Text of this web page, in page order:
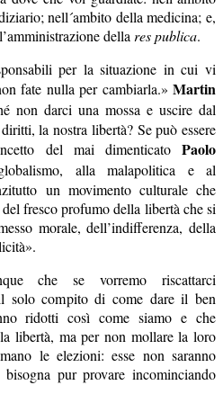
nell´ambito della medicina; e,
della res publica.
per la situazione in cui vi
fate nulla per cambiarla.» Martin
non darci una mossa e uscire dal
la nostra libertà? Se può essere
del mai dimenticato Paolo
alla malapolitica e al
un movimento culturale che
fresco profumo della libertà che si
morale, dell’indifferenza, della
che se vorremo riscattarci
solo compito di come dare il ben
ridotti così come siamo e che
libertà, ma per non mollare la loro
le elezioni: esse non saranno
pur provare incominciando